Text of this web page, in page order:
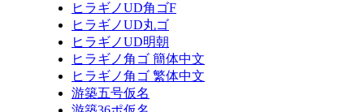
ヒラギノUD角ゴF
ヒラギノUD丸ゴ
ヒラギノUD明朝
ヒラギノ角ゴ 簡体中文
ヒラギノ角ゴ 繁体中文
游築五号仮名